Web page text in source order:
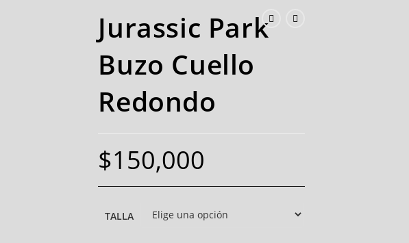
Jurassic Park
Buzo Cuello
Redondo
$150,000
TALLA